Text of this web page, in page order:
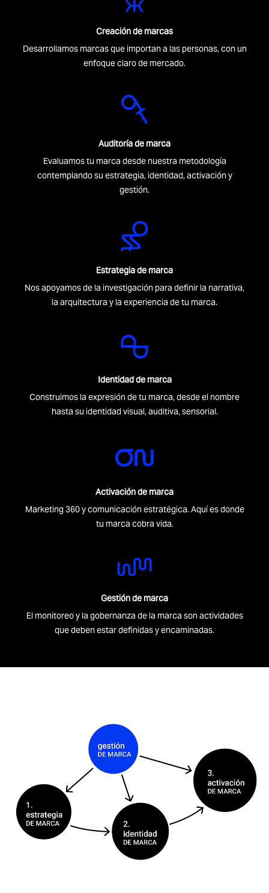
Creación de marcas
Desarrollamos marcas que importan a las personas, con un
enfoque claro de mercado.
Auditoría de marca
Evaluamos tu marca desde nuestra metodología
contemplando su estrategia, identidad, activación y
gestión.
Estrategia de marca
Nos apoyamos de la investigación para definir la narrativa,
la arquitectura y la experiencia de tu marca.
Identidad de marca
Construimos la expresión de tu marca, desde el nombre
hasta su identidad visual, auditiva, sensorial.
Activación de marca
Marketing 360 y comunicación estratégica. Aquí es donde
tu marca cobra vida.
Gestión de marca
El monitoreo y la gobernanza de la marca son actividades
que deben estar definidas y encaminadas.